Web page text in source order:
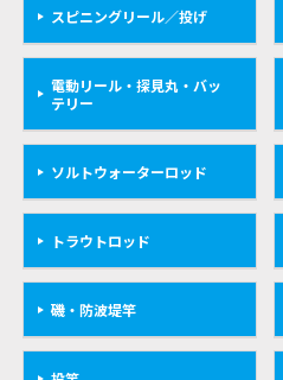
スピニングリール／投げ
電動リール・探見丸・バッ
テリー
ソルトウォーターロッド
トラウトロッド
磯・防波堤竿